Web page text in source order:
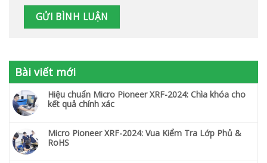
Bài viết mới
Hiệu chuẩn Micro Pioneer XRF-2024: Chìa khóa cho
kết quả chính xác
Micro Pioneer XRF-2024: Vua Kiểm Tra Lớp Phủ &
RoHS